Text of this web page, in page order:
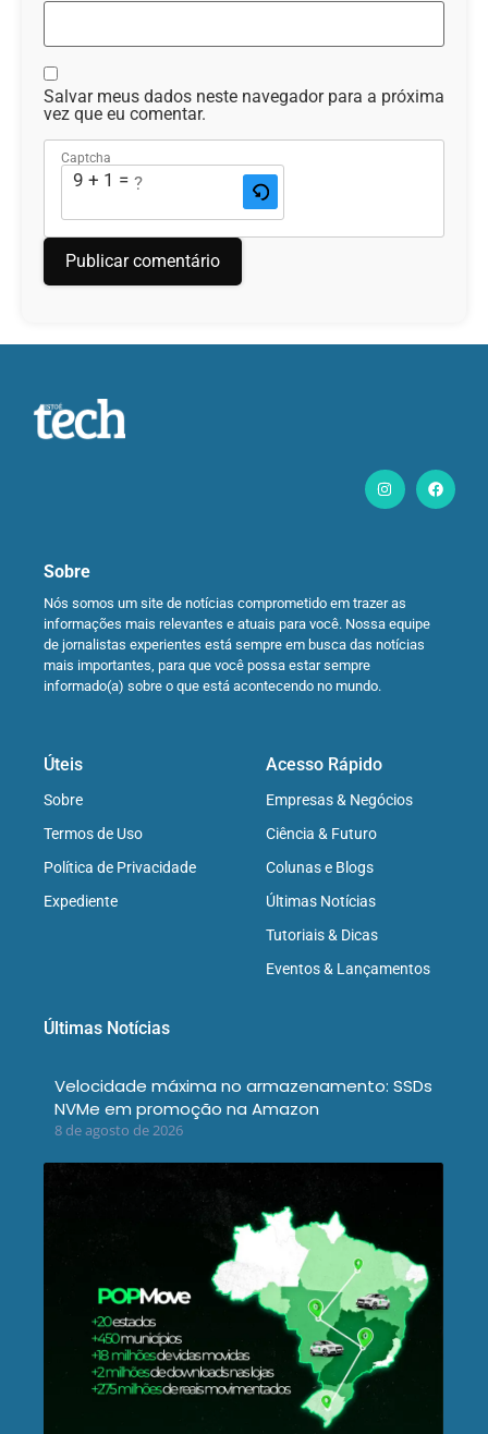
Salvar meus dados neste navegador para a próxima
vez que eu comentar.
Captcha
9 + 1 = ?
Sobre
Nós somos um site de notícias comprometido em trazer as
informações mais relevantes e atuais para você. Nossa equipe
de jornalistas experientes está sempre em busca das notícias
mais importantes, para que você possa estar sempre
informado(a) sobre o que está acontecendo no mundo.
Úteis
Sobre
Termos de Uso
Política de Privacidade
Expediente
Acesso Rápido
Empresas & Negócios
Ciência & Futuro
Colunas e Blogs
Últimas Notícias
Tutoriais & Dicas
Eventos & Lançamentos
Últimas Notícias
Velocidade máxima no armazenamento: SSDs
NVMe em promoção na Amazon
8 de agosto de 2026